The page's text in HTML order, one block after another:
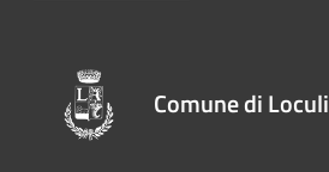
Comune di Loculi